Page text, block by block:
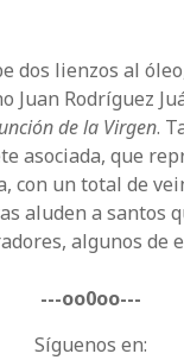
dos lienzos al
Juan Rodríguez
de la Virgen.
asociada, que
con un total de
aluden a santos
algunos de
---oo0oo---
Síguenos en: